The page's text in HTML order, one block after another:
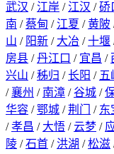
武汉 / 江岸 / 江汉 /硚
南 /蔡甸 / 江夏 /黄陂
山 / 阳新 / 大冶 /十堰
房县 /丹江口 / 宜昌 /
兴山 /秭归 /长阳 / 五
/襄州 / 南漳 /谷城 /
华容 /鄂城 /荆门 / 东
/孝昌 / 大悟 /云梦 /
陵 /石首 / 洪湖 /松滋